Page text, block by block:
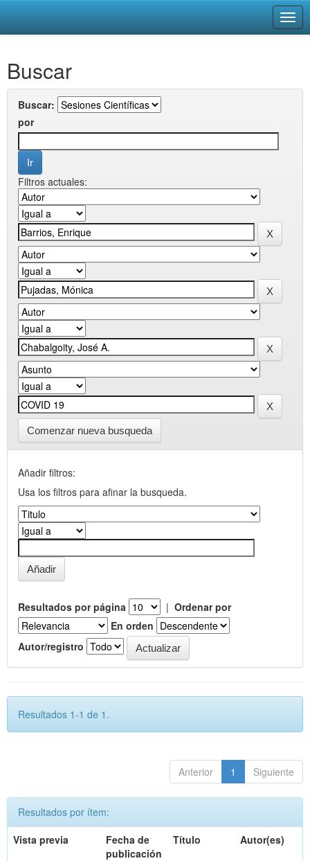
navigation
Buscar
Buscar:
por
Filtros actuales:
Comenzar nueva busqueda
Añadir filtros:
Usa los filtros para afinar la busqueda.
Resultados por página | Ordenar por
En orden
Autor/registro
Resultados 1-1 de 1.
Anterior 1 Siguiente
Resultados por ítem:
Vista previa
Fecha de
publicación
Título Autor(es)